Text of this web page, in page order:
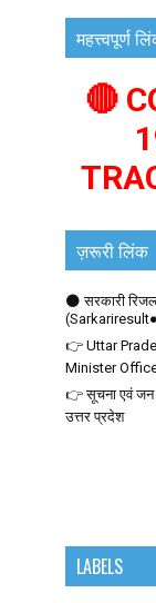
महत्त्वपूर्ण
🔴
ज़रूरी लिंक
🌑 सरकारी
👉 Uttar
Minister
👉 सूचना एवं जन
उत्तर प्रदेश
LABELS